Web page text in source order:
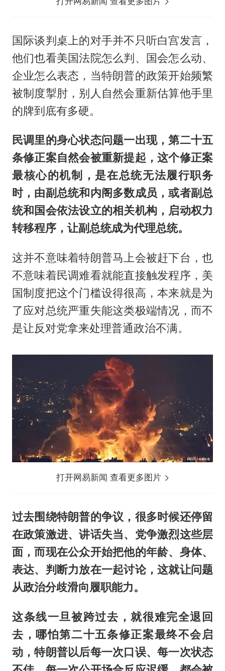
国际谈判桌上的对手并不只听白宫发言，
他们也看美国法院怎么判、国会怎么动、
企业怎么表态，当特朗普的政策开始频繁
被制度掣肘，别人自然会重新估算他手里
的牌到底有多硬。
民调里的身心状态问题一出现，第二十五
条修正案自然会被重新提起，这个修正案
最核心的机制，是在总统无法履行职务
时，由副总统和内阁多数成员，或者副总
统和国会依法设立的相关机构，启动权力
转移程序，让副总统成为代理总统。
这并不意味着特朗普马上会被赶下台，也
不意味着民调难看就能直接触发程序，美
国制度把这个门槛设得很高，本来就是为
了应对总统严重失能这类极端情况，而不
是让反对党拿来处理普通政治不满。
打开网易新闻 查看更多图片
过去围绕特朗普的争议，很多时候还停留
在政策激进、讲话失当、党争激烈这些层
面，而现在公众开始把他的年龄、身体、
表达、判断力放在一起讨论，这就让问题
从政治分歧滑向履职能力。
这条线一旦被跨过去，就很难完全退回
去，哪怕第二十五条修正案最终不会启
动，特朗普以后每一次口误、每一次状态